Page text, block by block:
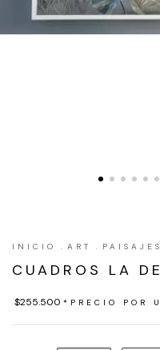
INICIO ART PAISAJES
CUADROS LA
$255.500 *PRECIO POR